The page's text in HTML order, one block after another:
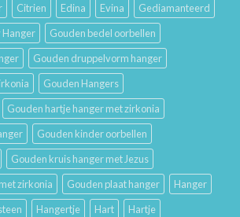
Betekenis
Citrien Edina Evina
Gediamanteerd
Hanger
Gouden bedel oorbellen
Gouden druppelvorm hanger
Gouden Hangers
Gouden hartje hanger met zirkonia
Gouden kinder oorbellen
Gouden kruis hanger met Jezus
zirkonia
Gouden plaat hanger
Hanger
Hangertje Hart
Hartje